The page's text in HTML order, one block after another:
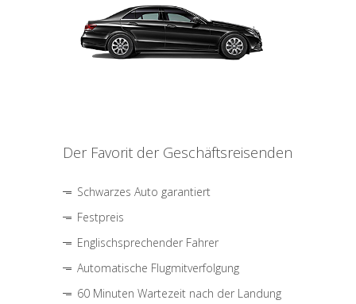
Der Favorit der Geschäftsreisenden
Schwarzes Auto garantiert
Festpreis
Englischsprechender Fahrer
Automatische Flugmitverfolgung
60 Minuten Wartezeit nach der Landung